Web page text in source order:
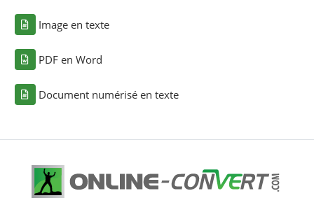
Image en texte
PDF en Word
Document numérisé en texte